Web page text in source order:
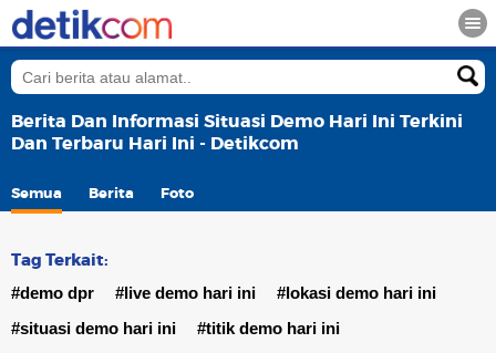
Berita Dan Informasi Situasi Demo Hari Ini Terkini
Dan Terbaru Hari Ini - Detikcom
Semua Berita Foto
Tag Terkait:
#demo dpr #live demo hari ini
#lokasi demo hari ini
#situasi demo hari ini
#titik demo hari ini